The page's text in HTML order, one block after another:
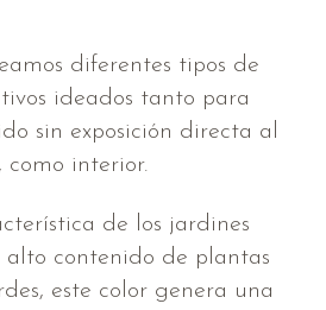
diferentes tipos de
ideados tanto para
sin exposición directa al
como interior.
de los jardines
alto contenido de plantas
este color genera una